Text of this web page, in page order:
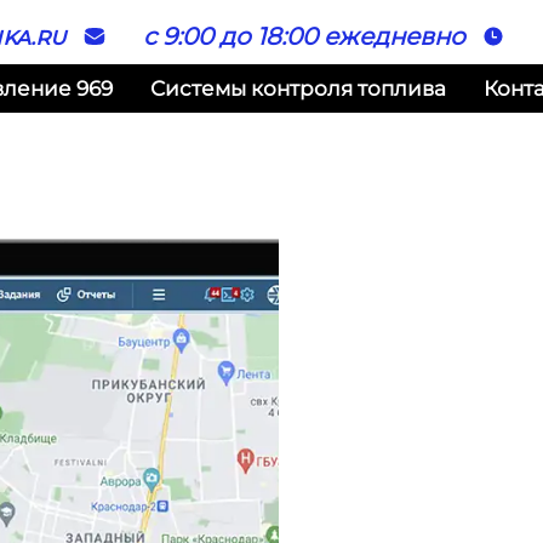
с 9:00 до 18:00 ежедневно
969 Системы контроля топлива